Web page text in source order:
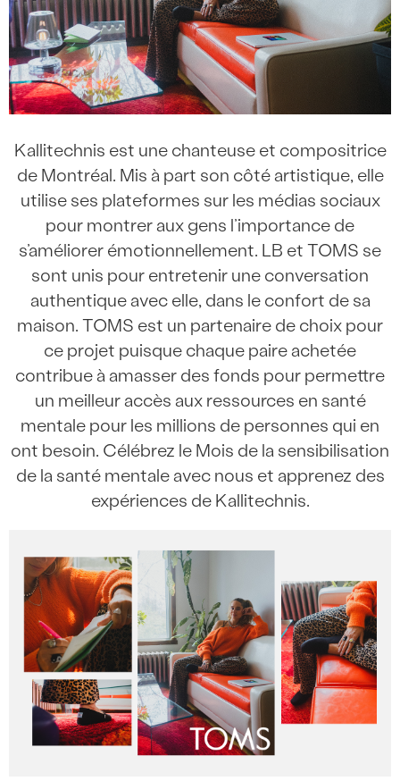
Kallitechnis est une chanteuse et compositrice
de Montréal. Mis à part son côté artistique, elle
utilise ses plateformes sur les médias sociaux
pour montrer aux gens l’importance de
s’améliorer émotionnellement. LB et TOMS se
sont unis pour entretenir une conversation
authentique avec elle, dans le confort de sa
maison. TOMS est un partenaire de choix pour
ce projet puisque chaque paire achetée
contribue à amasser des fonds pour permettre
un meilleur accès aux ressources en santé
mentale pour les millions de personnes qui en
ont besoin. Célébrez le Mois de la sensibilisation
de la santé mentale avec nous et apprenez des
expériences de Kallitechnis.